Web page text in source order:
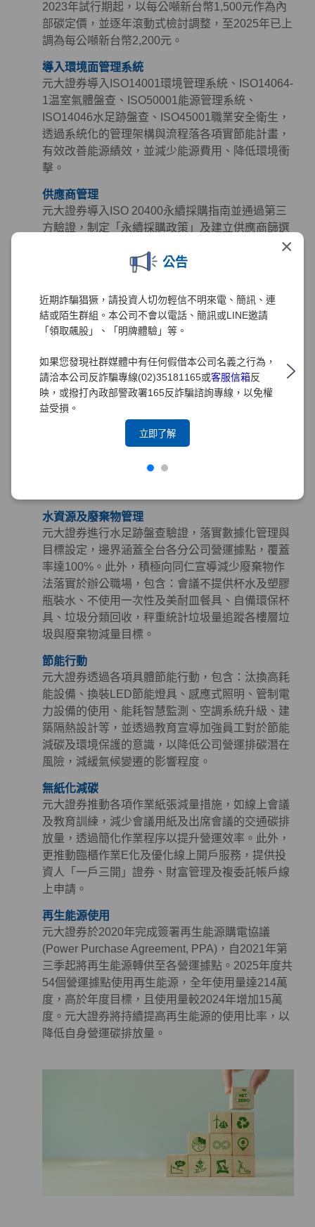
×
公告
近期詐騙猖獗，請投資人切勿輕信不明來電、簡訊、連
結或陌生群組。本公司不會以電話、簡訊或LINE邀請
「領取飆股」、「明牌體驗」等。
如果您發現社群媒體中有任何假借本公司名義之行為，
請洽本公司反詐騙專線(02)35181165或客服信箱反
映，或撥打內政部警政署165反詐騙諮詢專線，以免權
益受損。
立即了解
2023年試行期起，以每公噸新台幣1,500元作為內
部碳定價，並逐年滾動式檢討調整，至2025年已上
調為每公噸新台幣2,200元。
導入環境面管理系統
元大證券導入ISO14001環境管理系統、ISO14064-
1温室氣體盤查、ISO50001能源管理系統、
ISO14046水足跡盤查、ISO45001職業安全衛生，
透過系統化的管理架構與流程落各項實節能計畫，
有效改善能源績效，並減少能源費用、降低環境衝
擊。
供應商管理
元大證券導入ISO 20400永續採購指南並通過第三
方驗證，制定「永續採購政策」及建立供應商篩選
與管理機制，定期檢視供應商永續作為，同時參考
《聯合國世界人權宣言》、《聯合國全球盟約》及
購指南」，從「環境、社會及治理（ESG）」三面
向出發，將永續理念深植於採購實務中。
綠色採購
元大證券長期推行綠色採購，訂定「綠色採購條
款」規範採購時應優先考量具有環保、節能、能源
之星、節水、綠建材、FSC永續林業、減碳等標章
之產品。並積極響應政府相關政策，持續參與臺北
市政府推動之「民間企業及團體實施綠色採購計
畫」。截至2025年，元大集團已連續15年榮獲臺北
由提倡綠色採購以帶動綠色生產鏈，降低環境衝
水資源及廢棄物管理
元大證券進行水足跡盤查驗證，落實數據化管理與
目標設定，邊界涵蓋全台各分公司營運據點，覆蓋
率達100%。此外，積極向同仁宣導減少廢棄物作
法落實於辦公職場，包含：會議不提供杯水及塑膠
瓶裝水、不使用一次性及美耐皿餐具、自備環保杯
具、垃圾分類回收，秤重統計垃圾量追蹤各樓層垃
圾與廢棄物減量目標。
節能行動
元大證券透過各項具體節能行動，包含：汰換高耗
能設備、換裝LED節能燈具、感應式照明、管制電
力設備的使用、能耗智慧監測、空調系統升級、建
築隔熱設計等，並透過教育宣導加強員工對於節能
減碳及環境保護的意識，以降低公司營運排碳潛在
風險，減緩氣候變遷的影響程度。
無紙化減碳
元大證券推動各項作業紙張減量措施，如線上會議
及教育訓練，減少會議用紙及出席會議的交通碳排
放量，透過簡化作業程序以提升營運效率。此外，
更推動臨櫃作業E化及優化線上開戶服務，提供投
資人「一戶三開」證券、財富管理及複委託帳戶線
上申請。
再生能源使用
元大證券於2020年完成簽署再生能源購電協議
(Power Purchase Agreement, PPA)，自2021年第
三季起將再生能源轉供至各營運據點。2025年度共
54個營運據點使用再生能源，全年使用量達214萬
度，高於年度目標，且使用量較2024年增加15萬
度。元大證券將持續提高再生能源的使用比率，以
降低自身營運碳排放量。